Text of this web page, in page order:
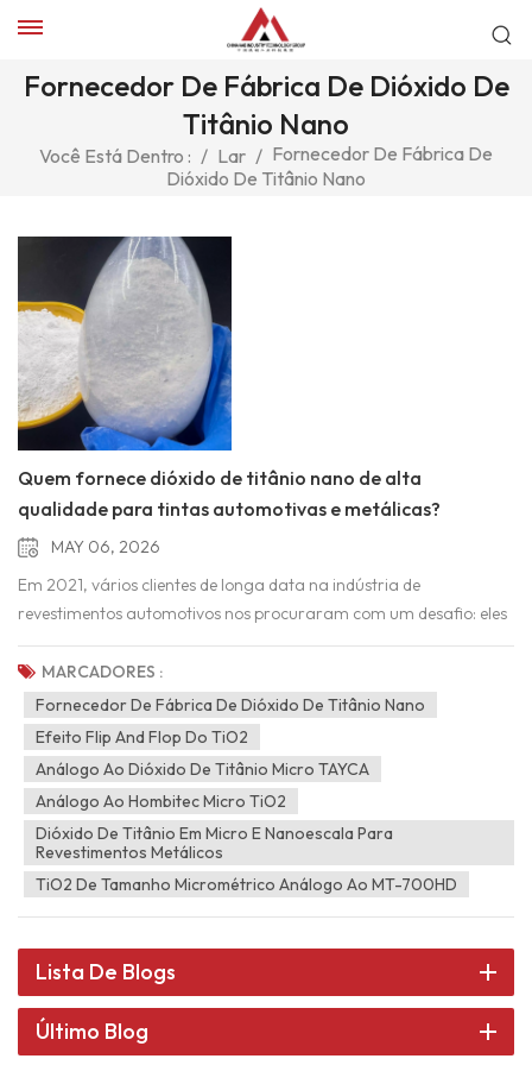
Fornecedor De Fábrica De Dióxido De
Titânio Nano
Você Está Dentro : / Lar / Fornecedor De Fábrica De
Dióxido De Titânio Nano
Quem fornece dióxido de titânio nano de alta
qualidade para tintas automotivas e metálicas?
MAY 06, 2026
Em 2021, vários clientes de longa data na indústria de
revestimentos automotivos nos procuraram com um desafio: eles
queriam um dióxido de titânio nano metálico de alta qualidade
para suas tintas automotivas, visando igualar o desempenho de
marcas líderes globais como TAYCA (Japão) e Venator
(EUA). Aceitando o desafio, o Grupo de Tecnologia Industrial AAB
da China aproveitou a cadeia industrial completa e avançada da
China, apoiada por fábricas de tintas metálicas automotivas
líderes globais. Em parceria com uma universidade de ponta em
Nanjing, a empresa investiu 5 anos em pesquisa, desenvolvimento
e testes de mercado, resultando no lançamento de quatro
produtos de dióxido de titânio nano de alto desempenho e custo-
530L. Principais características do nosso dióxido de titânio micro1.
Efeito Flip-Flop DistintoVariação de cor dependente do ângulo:
Oferece um efeito flip-flop com valor de 10 a 35, produzindo
mudanças de cor perceptíveis em diferentes ângulos de
MARCADORES :
Fornecedor De Fábrica De Dióxido De Titânio Nano
Efeito Flip And Flop Do TiO2
Análogo Ao Dióxido De Titânio Micro TAYCA
Análogo Ao Hombitec Micro TiO2
Dióxido De Titânio Em Micro E Nanoescala Para
Revestimentos Metálicos
TiO2 De Tamanho Micrométrico Análogo Ao MT-700HD
Lista De Blogs
Último Blog